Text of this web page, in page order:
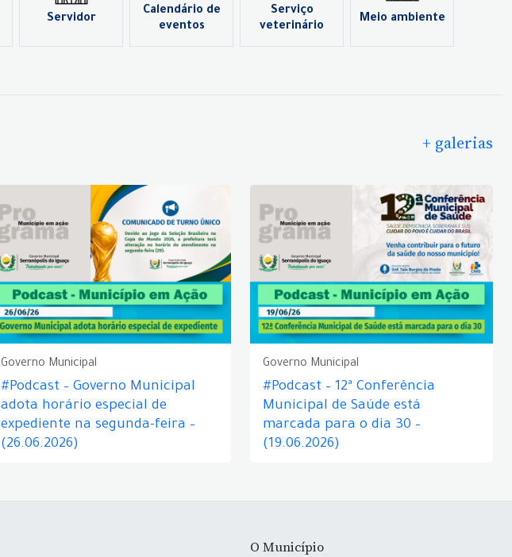
Servidor
Calendário de
eventos
Serviço
veterinário
Meio ambiente
+ galerias
Governo Municipal
#Podcast – Governo Municipal
adota horário especial de
expediente na segunda-feira –
(26.06.2026)
Governo Municipal
#Podcast – 12ª Conferência
Municipal de Saúde está
marcada para o dia 30 –
(19.06.2026)
O Município